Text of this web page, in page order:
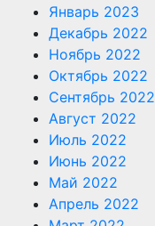
Январь 2023
Декабрь 2022
Ноябрь 2022
Октябрь 2022
Сентябрь 2022
Август 2022
Июль 2022
Июнь 2022
Май 2022
Апрель 2022